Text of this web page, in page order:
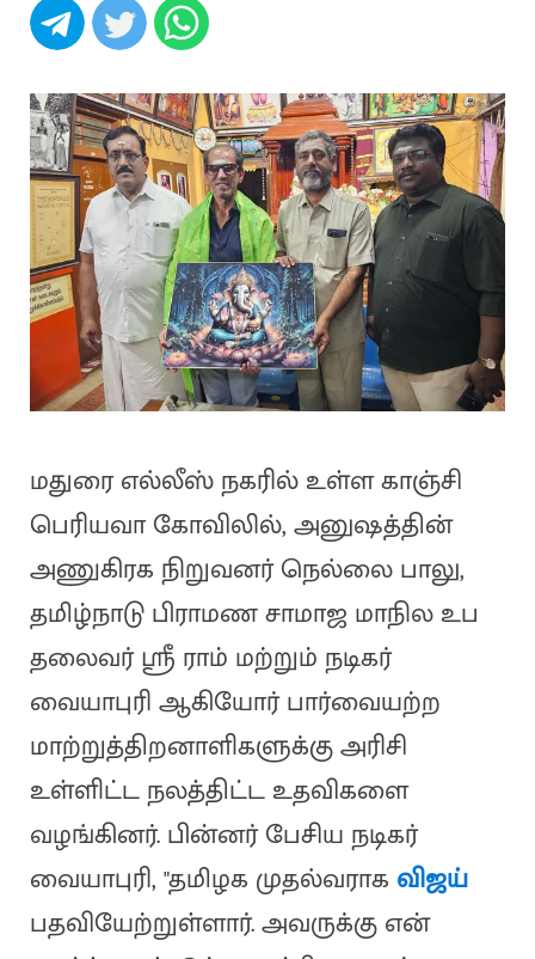
மதுரை எல்லீஸ் நகரில் உள்ள காஞ்சி
பெரியவா கோவிலில், அனுஷத்தின்
அணுகிரக நிறுவனர் நெல்லை பாலு,
தமிழ்நாடு பிராமண சாமாஜ மாநில உப
தலைவர் ஸ்ரீ ராம் மற்றும் நடிகர்
வையாபுரி ஆகியோர் பார்வையற்ற
மாற்றுத்திறனாளிகளுக்கு அரிசி
உள்ளிட்ட நலத்திட்ட உதவிகளை
வழங்கினர். பின்னர் பேசிய நடிகர்
வையாபுரி, "தமிழக முதல்வராக விஜய்
பதவியேற்றுள்ளார். அவருக்கு என்